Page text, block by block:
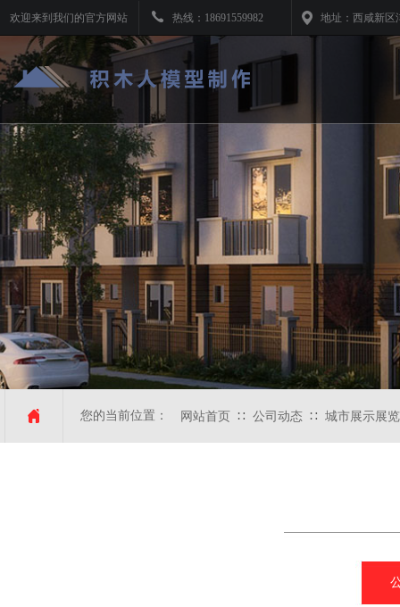
热线： 18691559982
欢迎来到我们的官方网站 地址： 西咸新区
网站首页 ∷ 公司动态 ∷ 城市展示展
您的当前位置：